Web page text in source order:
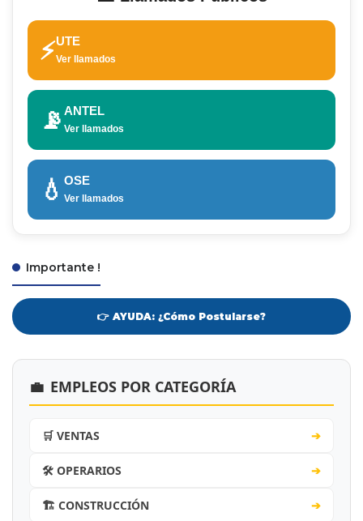
⚡UTE
Ver llamados
📡 ANTEL
Ver llamados
💧 OSE
Ver llamados
Importante !
👉 AYUDA: ¿Cómo Postularse?
💼 EMPLEOS POR CATEGORÍA
🛒 VENTAS ➔
🛠️ OPERARIOS ➔
🏗️ CONSTRUCCIÓN ➔